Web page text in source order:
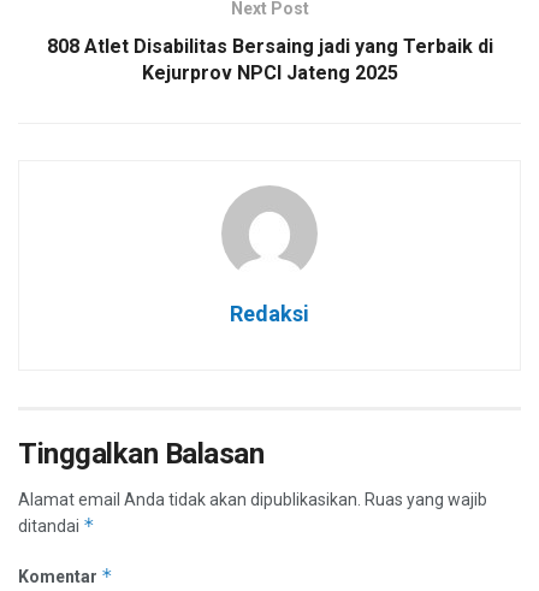
Next Post
808 Atlet Disabilitas Bersaing jadi yang Terbaik di
Kejurprov NPCI Jateng 2025
Redaksi
Tinggalkan Balasan
Alamat email Anda tidak akan dipublikasikan. Ruas yang wajib
ditandai *
Komentar *